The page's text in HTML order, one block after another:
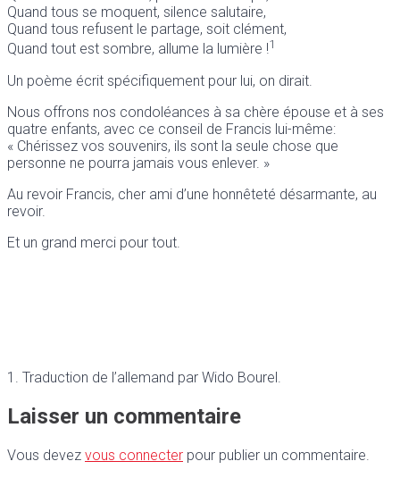
Quand tous se moquent, silence salutaire,
Quand tous refusent le partage, soit clément,
Quand tout est sombre, allume la lumière !1
Un poème écrit spécifiquement pour lui, on dirait.
Nous offrons nos condoléances à sa chère épouse et à ses
quatre enfants, avec ce conseil de Francis lui-même:
« Chérissez vos souvenirs, ils sont la seule chose que
personne ne pourra jamais vous enlever. »
Au revoir Francis, cher ami d’une honnêteté désarmante, au
revoir.
Et un grand merci pour tout.
1. Traduction de l’allemand par Wido Bourel.
Laisser un commentaire
Vous devez vous connecter pour publier un commentaire.